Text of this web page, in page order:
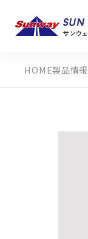
製品情報